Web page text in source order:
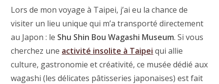
publication :
publication :
Lors de mon voyage à Taipei, j’ai eu la chance de
visiter un lieu unique qui m’a transporté directement
au Japon : le Shu Shin Bou Wagashi Museum. Si vous
cherchez une activité insolite à Taipei qui allie
culture, gastronomie et créativité, ce musée dédié aux
wagashi (les délicates pâtisseries japonaises) est fait